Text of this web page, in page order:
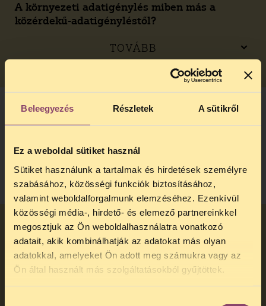
Beleegyezés Részletek A sütikről
Ez a weboldal sütiket használ
Sütiket használunk a tartalmak és hirdetések személyre
szabásához, közösségi funkciók biztosításához,
valamint weboldalforgalmunk elemzéséhez. Ezenkívül
közösségi média-, hirdető- és elemező partnereinkkel
megosztjuk az Ön weboldalhasználatra vonatkozó
adatait, akik kombinálhatják az adatokat más olyan
adatokkal, amelyeket Ön adott meg számukra vagy az
Ön által használt más szolgáltatásokból gyűjtöttek.
A környezeti adatigénylés miben más a
közérdekű-adatigényléstől?
TOVÁBB
Mit tegyek, ha nem tudom, hogy kit
TOVÁBB
Megtagadhatják a választ, mint a
közadatigénylésnél?
TELEFONOS JOGSEGÉLY
SZÜNET!